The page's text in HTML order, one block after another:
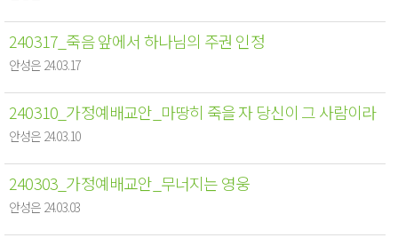
240317_죽음 앞에서 하나님의 주권 인정
안성은 24.03.17
240310_가정예배교안_마땅히 죽을 자 당신이 그 사람이라
안성은 24.03.10
240303_가정예배교안_무너지는 영웅
안성은 24.03.03